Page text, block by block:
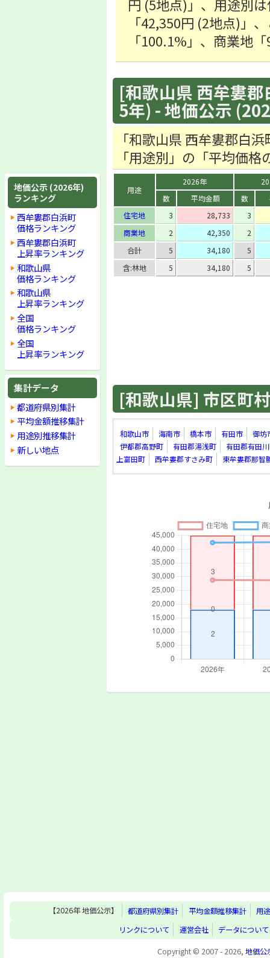
地価公示 (2026年)
ランキング
西牟婁郡白浜町
価格ランキング
西牟婁郡白浜町
上昇率ランキング
和歌山県
価格ランキング
和歌山県
上昇率ランキング
全国
価格ランキング
全国
上昇率ランキング
集計データ
都道府県別集計
平均金額推移集計
用途別推移集計
新しい地点
円 (5地点)」、用途別
「42,350円 (2地点)」
「100.1%」、商業地
[和歌山県 西牟婁
5年) - 地価公示
「和歌山県 西牟婁郡白
「用途別」の「平均価格
用途
2026年
数
平均金額 数
住宅地
3 28,733
3
商業地
2 42,350
2
合計
5 34,180
5
含:林地
5 34,180 5
[和歌山県] 市区町
和歌山市 海南市 橋本市 有田市
御坊
伊都郡高野町
有田郡湯浅町
有田郡有田
上富田町
西牟婁郡すさみ町 東牟婁郡那智
【2026年 地価公示】 都道府県別集計 平均金額推移集計
用
リンクについて
運営会社
データについて
Copyright © 2007 - 2026, 地価公